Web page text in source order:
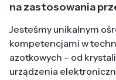
na zastosowania
Jesteśmy unikalnym
kompetencjami w
azotkowych – od
urządzenia